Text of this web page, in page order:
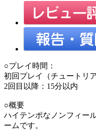
○プレイ時間：
初回プレイ（チュートリ
2回目以降：15分以内
○概要
ハイテンポなノンフィー
ームです。